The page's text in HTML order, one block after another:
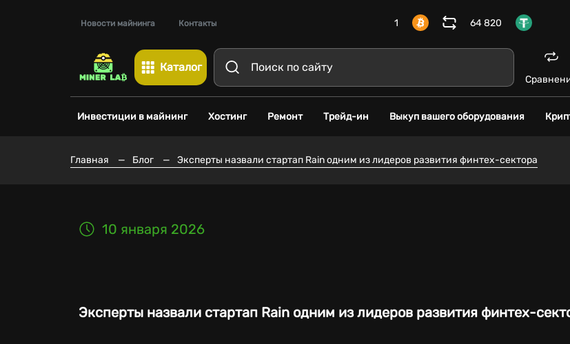
Новости майнинга Контакты 1 64 820
Каталог
Инвестиции в майнинг Хостинг Ремонт Трейд-ин Выкуп вашего оборудования
Главная — Блог — Эксперты назвали стартап Rain одним из лидеров развития финтех-сектора
10 января 2026
Эксперты назвали стартап Rain одним из лидеров развития финтех-